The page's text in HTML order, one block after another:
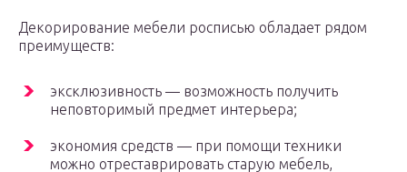
Декорирование мебели росписью обладает рядом
преимуществ:
эксклюзивность — возможность получить
неповторимый предмет интерьера;
экономия средств — при помощи техники
можно отреставрировать старую мебель,